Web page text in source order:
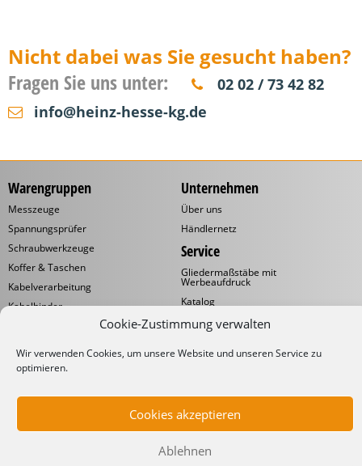
Cookie-Zustimmung verwalten
Wir verwenden Cookies, um unsere Website und unseren Service zu
optimieren.
Cookies akzeptieren
Ablehnen
Nicht dabei was Sie gesucht haben?
Fragen Sie uns unter:
02 02 / 73 42 82
info@heinz-hesse-kg.de
Warengruppen
Messzeuge
Spannungsprüfer
Schraubwerkzeuge
Koffer & Taschen
Kabelverarbeitung
Kabelbinder
Werkstattbedarf
Unternehmen
Über uns
Händlernetz
Service
Gliedermaßstäbe mit
Werbeaufdruck
Katalog
Downloads